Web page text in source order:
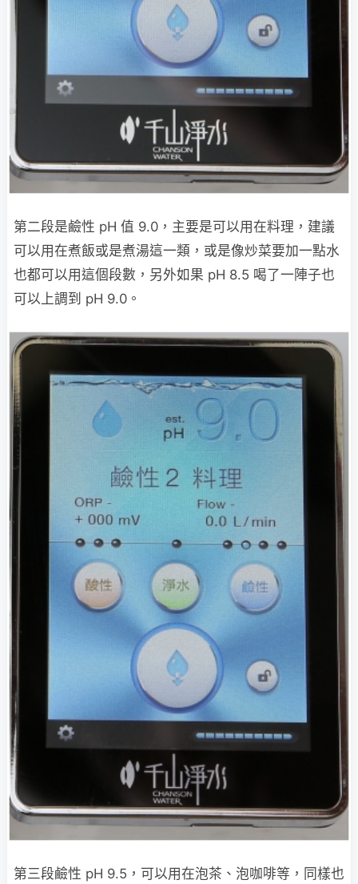
第二段是鹼性 pH 值 9.0，主要是可以用在料理，建議
可以用在煮飯或是煮湯這一類，或是像炒菜要加一點水
也都可以用這個段數，另外如果 pH 8.5 喝了一陣子也
可以上調到 pH 9.0。
第三段鹼性 pH 9.5，可以用在泡茶、泡咖啡等，同樣也